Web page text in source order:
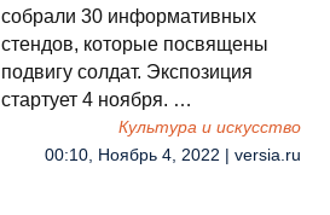
собрали 30 информативных
стендов, которые посвящены
подвигу солдат. Экспозиция
стартует 4 ноября. …
Культура и искусство
00:10, Ноябрь 4, 2022 | versia.ru